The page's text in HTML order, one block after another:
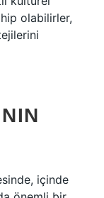
olabilirler,
içinde